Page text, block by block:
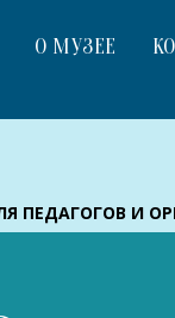
О МУЗЕЕ
ПЕДАГОГОВ И